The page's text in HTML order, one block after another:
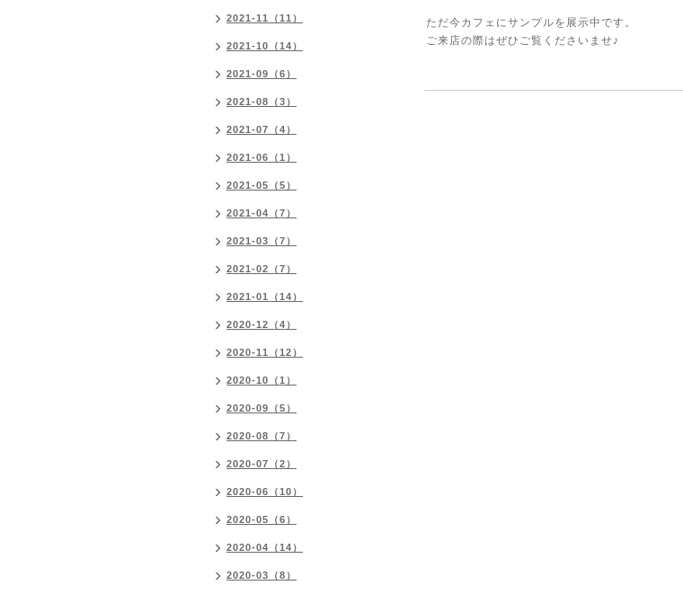
ただ今カフェにサンプルを展示中です。
ご来店の際はぜひご覧くださいませ♪
2021-11（11）
2021-10（14）
2021-09（6）
2021-08（3）
2021-07（4）
2021-06（1）
2021-05（5）
2021-04（7）
2021-03（7）
2021-02（7）
2021-01（14）
2020-12（4）
2020-11（12）
2020-10（1）
2020-09（5）
2020-08（7）
2020-07（2）
2020-06（10）
2020-05（6）
2020-04（14）
2020-03（8）